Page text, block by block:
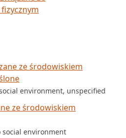
ze środowiskiem
environment, unspecified
ze środowiskiem
social environment